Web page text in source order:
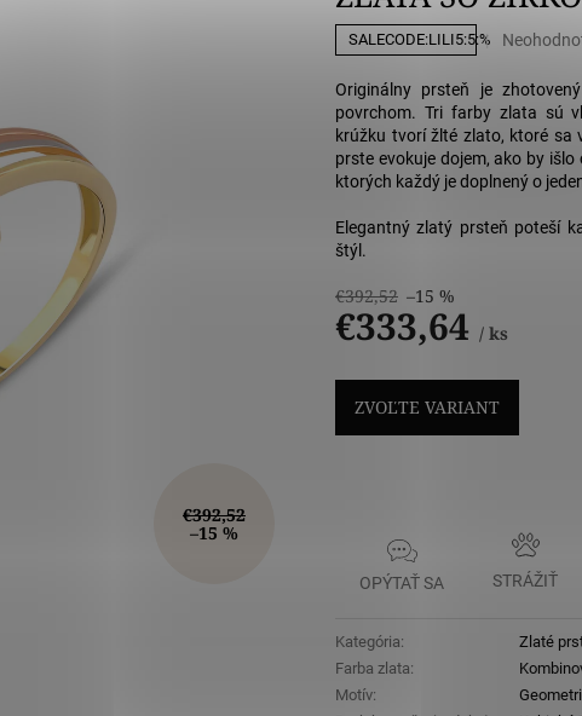
€392,52
–15 %
SALECODE:LILI5:5:%
Priemerné
produktu
je
0,0
z
5
€392,52 –15 %
€333,64 / ks
ZVOĽTE VARIANT
Originálny prsteň je
povrchom. Tri farby zlata sú
krúžku tvorí žlté zlato, ktoré sa
prste evokuje dojem, ako by
ktorých každý je doplnený o
Elegantný zlatý prsteň poteší
štýl.
OPÝTAŤ SA STRÁŽIŤ
Kategória:
Zlaté
Farba zlata:
Motív: